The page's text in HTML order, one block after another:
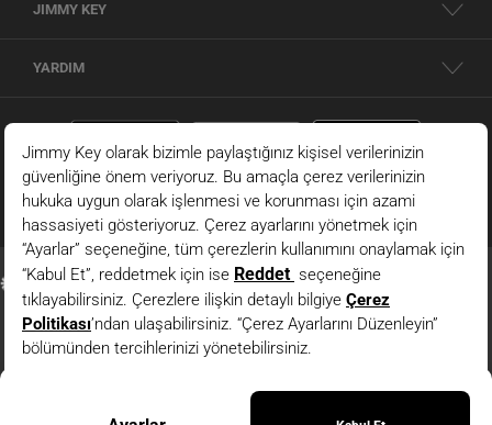
JIMMY KEY
YARDIM
© 2026 - JIMMY KEY | Bilgi Toplumu Hizmetleri
Kahverengi Normal Bel Normal Paça Örme Uzun Pantolon